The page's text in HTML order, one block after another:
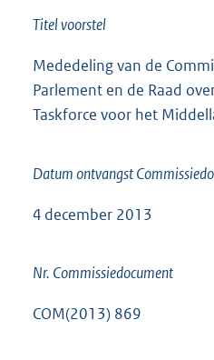
Titel voorstel
Mededeling van de
Parlement en de Raad
Taskforce voor het
Datum ontvangst
4 december 2013
Nr. Commissiedocument
COM(2013) 869